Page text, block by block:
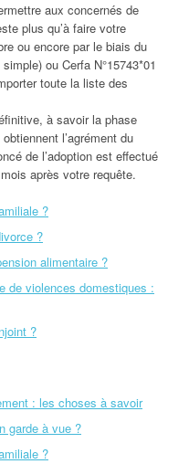
aux concernés de
plus qu’à faire votre
ou encore par le biais du
ou Cerfa N°15743*01
toute la liste des
à savoir la phase
l’agrément du
de l’adoption est effectué
après votre requête.
?
?
alimentaire ?
de violences domestiques :
?
: les choses à savoir
garde à vue ?
?